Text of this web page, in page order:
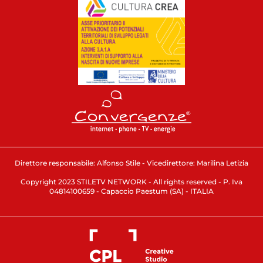
Direttore responsabile: Alfonso Stile - Vicedirettore: Marilina Letizia
Copyright 2023 STILETV NETWORK - All rights reserved - P. Iva
04814100659 - Capaccio Paestum (SA) - ITALIA